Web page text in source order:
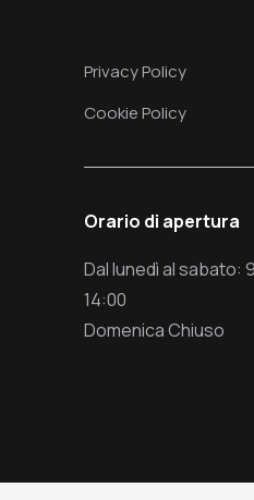
Privacy Policy
Cookie Policy
Orario di apertura
Dal lunedì al sabato:
14:00
Domenica Chiuso